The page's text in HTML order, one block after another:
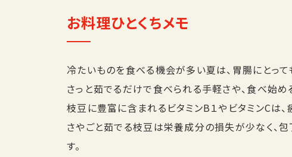
お料理ひとくちメモ
冷たいものを食べる機会が多い夏は、胃腸にとって
さっと茹でるだけで食べられる手軽さや、食べ始
枝豆に豊富に含まれるビタミンB１やビタミンCは
さやごと茹でる枝豆は栄養成分の損失が少なく、
す。